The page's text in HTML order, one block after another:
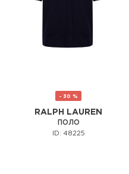
- 30 %
RALPH LAUREN
ПОЛО
ID: 48225